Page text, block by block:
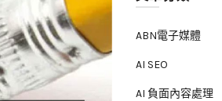
ABN電子媒體
AI SEO
AI 負面內容處理